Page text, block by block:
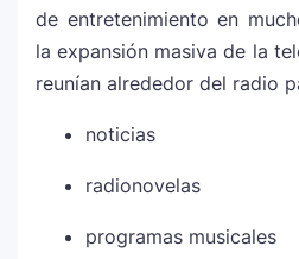
de entretenimiento en
la expansión masiva de la
reunían alrededor del radio
noticias
radionovelas
programas musicales